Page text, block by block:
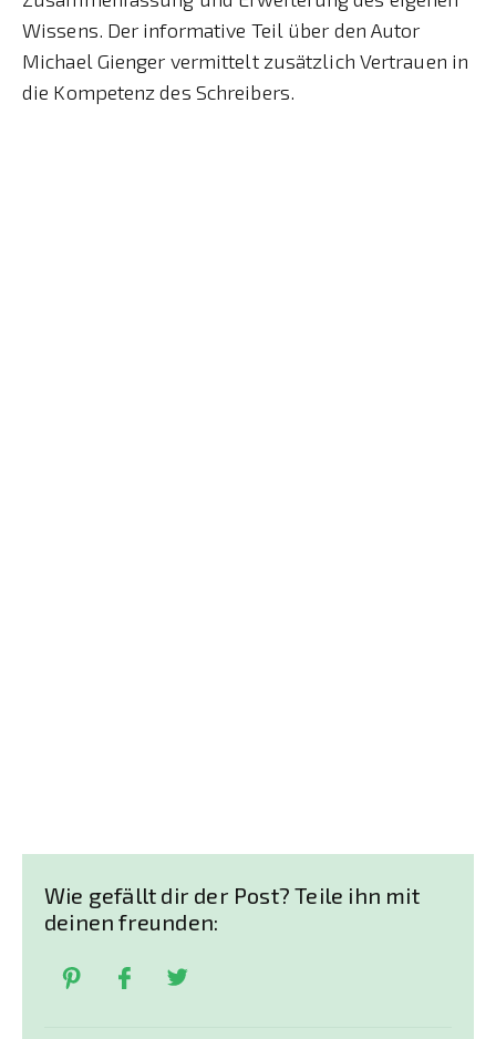
Wissens. Der informative Teil über den Autor
Michael Gienger vermittelt zusätzlich Vertrauen in
die Kompetenz des Schreibers.
Wie gefällt dir der Post? Teile ihn mit
deinen freunden: